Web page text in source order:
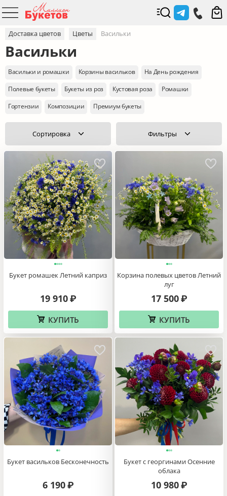
Доставка цветов Цветы Васильки
Васильки
Васильки и ромашки Корзины васильков
На День рождения
Полевые букеты
Букеты из роз Кустовая роза
Ромашки
Гортензии
Композиции Премиум букеты
Сортировка Фильтры
Букет ромашек Летний каприз
19 910 ₽
КУПИТЬ
Корзина полевых цветов Летний
луг
17 500 ₽
КУПИТЬ
Букет васильков Бесконечность
6 190 ₽
Букет с георгинами Осенние
облака
10 980 ₽